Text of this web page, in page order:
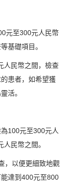
元至300元人民幣
基礎項目。
民幣之間，檢查
患者，如希望獲
活。
100元至300元人
民幣之間。
以便更細致地觀
達到400元至800